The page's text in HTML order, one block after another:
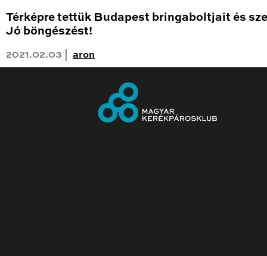
Térképre tettük Budapest bringaboltjait és
Jó böngészést!
2021.02.03 | aron